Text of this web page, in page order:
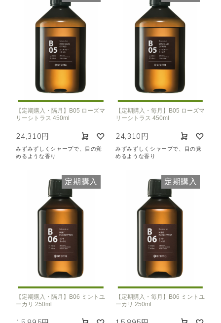
【定期購入・隔月】B05 ローズマ
リーシトラス 450ml
24,310円
みずみずしくシャープで、目の覚
めるような香り
【定期購入・毎月】B05 ローズマ
リーシトラス 450ml
24,310円
みずみずしくシャープで、目の覚
めるような香り
定期購入
【定期購入・隔月】B06 ミントユ
ーカリ 250ml
定期購入
【定期購入・毎月】B06 ミントユ
ーカリ 250ml